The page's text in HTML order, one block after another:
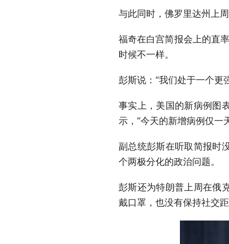
与此同时，佛罗里达州上
福奇在白宫简报会上的直
时候不一样。
彭斯说：“我们处于一个更
事实上，美国的新病例图
示，“今天的新增病例仅一
副总统彭斯在听取简报时
个两极分化的政治问题。
彭斯还为特朗普上周在俄
戴口罩，也没有保持社交